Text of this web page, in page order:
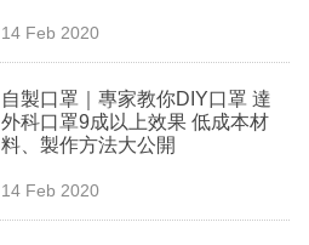
14 Feb 2020
自製口罩｜專家教你DIY口罩 達
外科口罩9成以上效果 低成本材
料、製作方法大公開
14 Feb 2020